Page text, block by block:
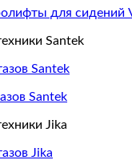
для сидений
Santek
Santek
Santek
Jika
Jika